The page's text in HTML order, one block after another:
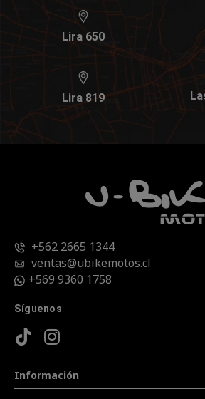
Lira 650
Lira 819
+562 2665 1344
ventas@ubikemotos.cl
+569 9360 1758
Síguenos
Información